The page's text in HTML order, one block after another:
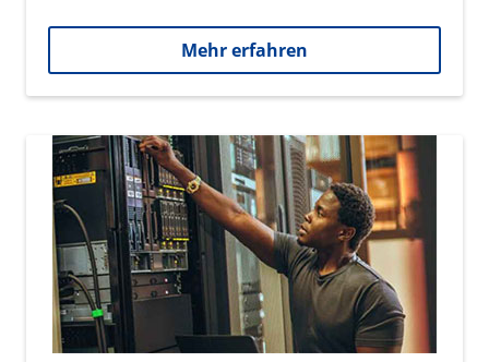
Mehr erfahren